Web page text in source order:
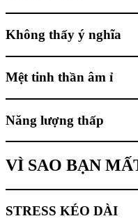
Không thấy ý nghĩa
Mệt tinh thần âm ỉ
Năng lượng thấp
VÌ SAO BẠN
STRESS KÉO DÀI